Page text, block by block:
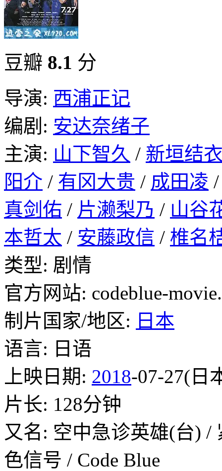
豆瓣 8.1 分
导演: 西浦正记
编剧: 安达奈绪子
主演: 山下智久 / 新垣结
阳介 / 有冈大贵 / 成田凌
真剑佑 / 片濑梨乃 / 山谷
本哲太 / 安藤政信 / 椎名
类型: 剧情
官方网站: codeblue-
制片国家/地区: 日本
语言: 日语
上映日期: 2018-07-27(日
片长: 128分钟
又名: 空中急诊英雄(台) /
色信号 / Code Blue